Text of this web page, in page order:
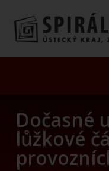
Dočasné
lůžkové